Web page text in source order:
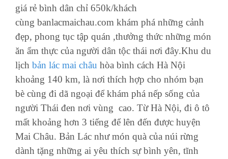
giá rẻ bình dân chỉ 650k/khách
cùng banlacmaichau.com khám phá những cảnh
đẹp, phong tục tập quán ,thưởng thức những món
ăn ẩm thực của người dân tộc thái nơi đây.Khu du
lịch bản lác mai châu hòa bình cách Hà Nội
khoảng 140 km, là nơi thích hợp cho nhóm bạn
bè cùng đi dã ngoại để khám phá nếp sống của
người Thái đen nơi vùng cao. Từ Hà Nội, đi ô tô
mất khoảng hơn 3 tiếng để lên đến được huyện
Mai Châu. Bản Lác như món quà của núi rừng
dành tặng những ai yêu thích sự bình yên, tĩnh